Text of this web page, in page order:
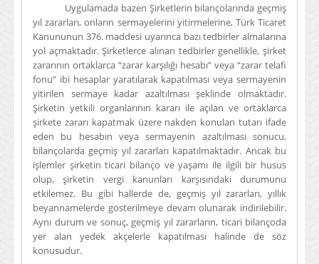
Uygulamada bazen Şirketlerin bilançolarında geçmiş
yıl zararları, onların sermayelerini yitirmelerine, Türk Ticaret
Kanununun 376. maddesi uyarınca bazı tedbirler almalarına
yol açmaktadır. Şirketlerce alınan tedbirler genellikle, şirket
zararının ortaklarca “zarar karşılığı hesabı” veya “zarar telafi
fonu” ibi hesaplar yaratılarak kapatılması veya sermayenin
yitirilen sermaye kadar azaltılması şeklinde olmaktadır.
Şirketin yetkili organlarının kararı ile açılan ve ortaklarca
şirkete zararı kapatmak üzere nakden konulan tutarı ifade
eden bu hesabın veya sermayenin azaltılması sonucu,
bilançolarda geçmiş yıl zararları kapatılmaktadır. Ancak bu
işlemler şirketin ticari bilanço ve yaşamı ile ilgili bir husus
olup, şirketin vergi kanunları karşısındaki durumunu
etkilemez. Bu gibi hallerde de, geçmiş yıl zararları, yıllık
beyannamelerde gösterilmeye devam olunarak indirilebilir.
Aynı durum ve sonuç, geçmiş yıl zararların, ticari bilançoda
yer alan yedek akçelerle kapatılması halinde de söz
konusudur.